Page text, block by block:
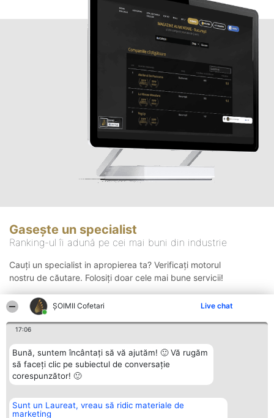
ȘOIMII Cofetari Live chat
17:06
Bună, suntem încântați să vă ajutăm! 🙂 Vă rugăm
să faceți clic pe subiectul de conversație
corespunzător! 🙂
Sunt un Laureat, vreau să ridic materiale de
marketing
Gasește un specialist
Ranking-ul îi adună pe cei mai buni din industrie
Cauți un specialist in apropierea ta? Verificați motorul
nostru de căutare. Folosiți doar cele mai bune servicii!
Organizator Ranking
BRIGHT SOLUTIONS BR SRL
Plebiscyt Contact